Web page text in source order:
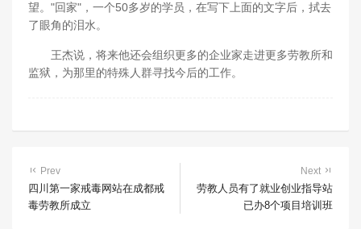
望。"回家"，一个50多岁的学员，在写下上面的文字后，拭去
了眼角的泪水。
王杰说，将来他还会组织更多的企业家走进更多劳教所和
监狱，为那里的特殊人群寻找今后的工作。
Prev
四川第一家戒毒网站在成都戒
毒劳教所成立
Next
劳教人员有了就业创业指导站
已办8个项目培训班